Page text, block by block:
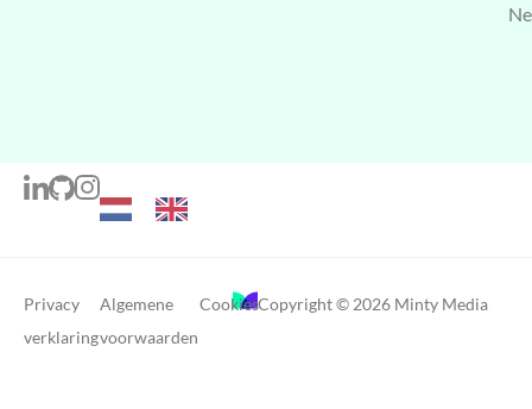
Copyright © 2026 Minty Media
Privacy
verklaring
Algemene
voorwaarden
Cookies